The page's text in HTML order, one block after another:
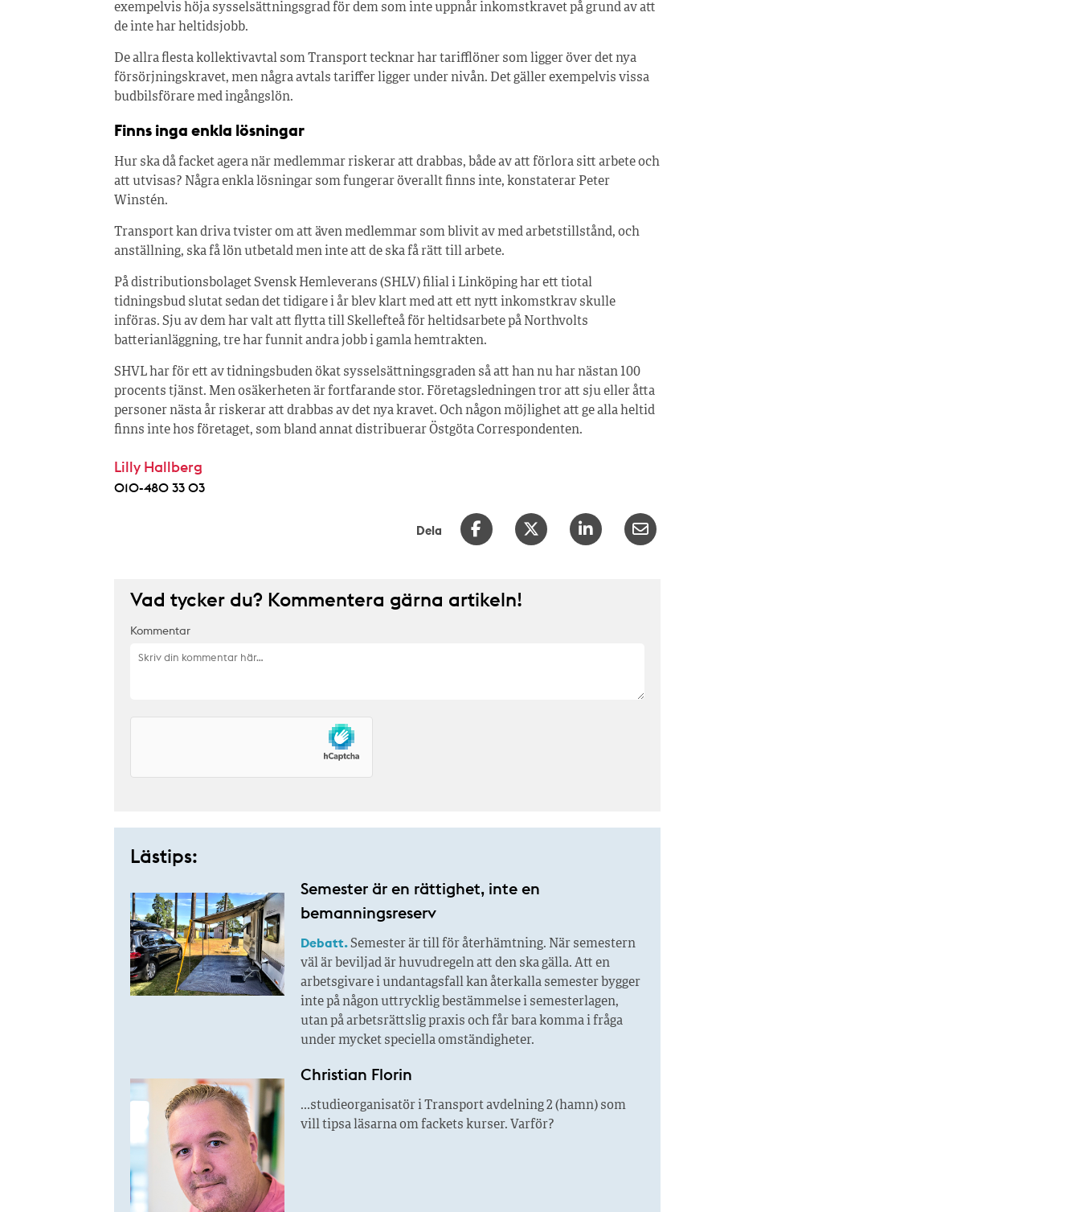
exempelvis höja sysselsättningsgrad för dem som inte uppnår inkomstkravet på grund av att
de inte har heltidsjobb.
De allra flesta kollektivavtal som Transport tecknar har tarifflöner som ligger över det nya
försörjningskravet, men några avtals tariffer ligger under nivån. Det gäller exempelvis vissa
budbilsförare med ingångslön.
Finns inga enkla lösningar
Hur ska då facket agera när medlemmar riskerar att drabbas, både av att förlora sitt arbete och
att utvisas? Några enkla lösningar som fungerar överallt finns inte, konstaterar Peter
Winstén.
Transport kan driva tvister om att även medlemmar som blivit av med arbetstillstånd, och
anställning, ska få lön utbetald men inte att de ska få rätt till arbete.
På distributionsbolaget Svensk Hemleverans (SHLV) filial i Linköping har ett tiotal
tidningsbud slutat sedan det tidigare i år blev klart med att ett nytt inkomstkrav skulle
införas. Sju av dem har valt att flytta till Skellefteå för heltidsarbete på Northvolts
batterianläggning, tre har funnit andra jobb i gamla hemtrakten.
SHVL har för ett av tidningsbuden ökat sysselsättningsgraden så att han nu har nästan 100
procents tjänst. Men osäkerheten är fortfarande stor. Företagsledningen tror att sju eller åtta
personer nästa år riskerar att drabbas av det nya kravet. Och någon möjlighet att ge alla heltid
finns inte hos företaget, som bland annat distribuerar Östgöta Correspondenten.
Lilly Hallberg
010-480 33 03
Dela
Vad tycker du? Kommentera gärna artikeln!
Kommentar
Lästips:
Semester är en rättighet, inte en
bemanningsreserv
Debatt.Semester är till för återhämtning. När semestern
väl är beviljad är huvudregeln att den ska gälla. Att en
arbetsgivare i undantagsfall kan återkalla semester bygger
inte på någon uttrycklig bestämmelse i semesterlagen,
utan på arbetsrättslig praxis och får bara komma i fråga
under mycket speciella omständigheter.
Christian Florin
…studieorganisatör i Transport avdelning 2 (hamn) som
vill tipsa läsarna om fackets kurser. Varför?